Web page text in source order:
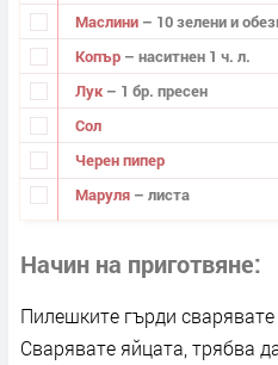
Маслини – 10 зелени и
Копър – наситнен 1 ч. л.
Лук – 1 бр. пресен
Сол
Черен пипер
Маруля – листа
Начин на приготвяне
Пилешките гърди
Сварявате яйцата, трябва